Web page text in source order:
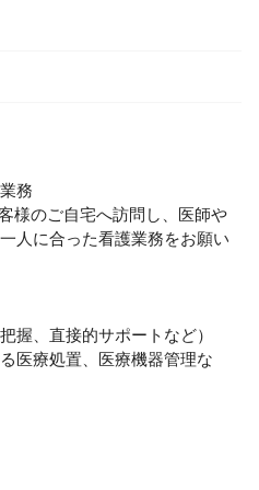
フォローします。
報共有も行いやすい訪問看護
未経験の方でもアセスメント
すので、訪問看護が未経験
心ください。
務
様のご自宅へ訪問し、医師や
人に合った看護業務をお願い
握、直接的サポートなど）
医療処置、医療機器管理な